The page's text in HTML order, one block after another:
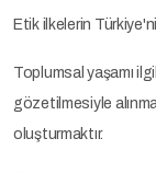
Etik ilkelerin
Toplumsal yaşamı
gözetilmesiyle
oluşturmaktır.